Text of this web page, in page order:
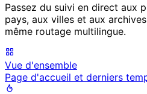
Passez du suivi en direct aux
pays, aux villes et aux
même routage multilingue.
Vue d'ensemble
Page d'accueil et derniers